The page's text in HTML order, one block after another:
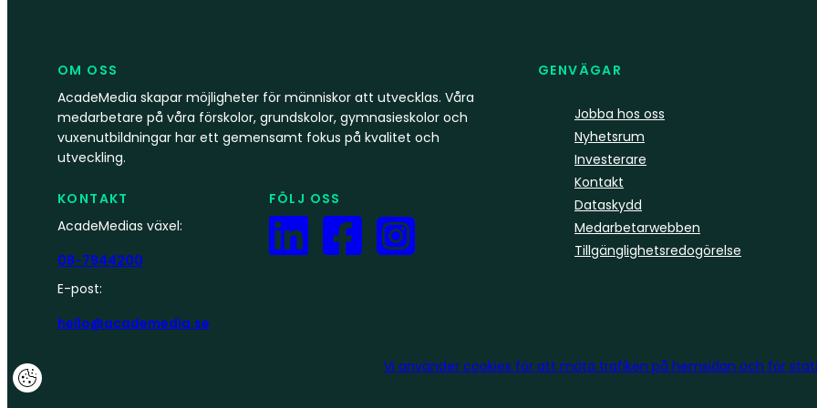
OM OSS
AcadeMedia skapar möjligheter för människor att utvecklas. Våra
medarbetare på våra förskolor, grundskolor, gymnasieskolor och
vuxenutbildningar har ett gemensamt fokus på kvalitet och
utveckling.
KONTAKT
AcadeMedias växel:
08-7944200
E-post:
hello@academedia.se
FÖLJ OSS
GENVÄGAR
Jobba hos oss
Nyhetsrum
Investerare
Kontakt
Dataskydd
Medarbetarwebben
Tillgänglighetsredogörelse
Vi använder cookies för att mäta trafiken på hemsidan och för